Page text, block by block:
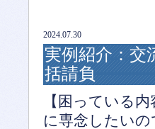
2024.07.30
実例紹介：
括請負
【困っている
に専念したい